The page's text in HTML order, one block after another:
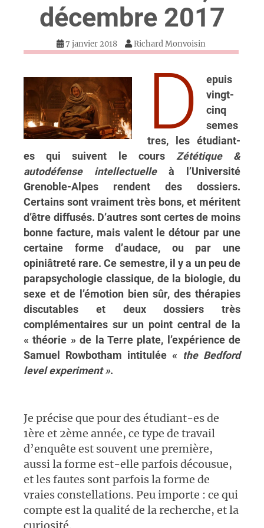
décembre 2017
7 janvier 2018 Richard Monvoisin
D
epuis
vingt-
cinq
semes
tres, les étudiant-
es qui suivent le cours Zététique &
autodéfense intellectuelleà l’Université
Grenoble-Alpes rendent des dossiers.
Certains sont vraiment très bons, et méritent
d’être diffusés. D’autres sont certes de moins
bonne facture, mais valent le détour par une
certaine forme d’audace, ou par une
opiniâtreté rare. Ce semestre, il y a un peu de
parapsychologie classique, de la biologie, du
sexe et de l’émotion bien sûr, des thérapies
discutables et deux dossiers très
complémentaires sur un point central de la
« théorie » de la Terre plate, l’expérience de
Samuel Rowbotham intitulée « the Bedford
level experiment ».
Je précise que pour des étudiant-es de
1ère et 2ème année, ce type de travail
d’enquête est souvent une première,
aussi la forme est-elle parfois décousue,
et les fautes sont parfois la forme de
vraies constellations. Peu importe : ce qui
compte est la qualité de la recherche, et la